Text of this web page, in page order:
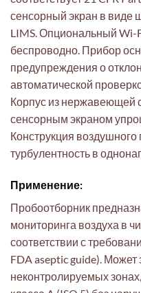
сенсорный экран в виде
LIMS. Опциональный Wi-
беспроводно. Прибор
предупреждения о
автоматической
Корпус из нержавеющей
сенсорным экраном
Конструкция
турбулентность в
Применение:
Пробоотборник
мониторинга воздуха в
соответствии с
FDA aseptic guide). Может
неконтролируемых